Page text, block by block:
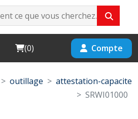
Cart
(0) Compte
outillage
attestation-capacite
SRWI01000